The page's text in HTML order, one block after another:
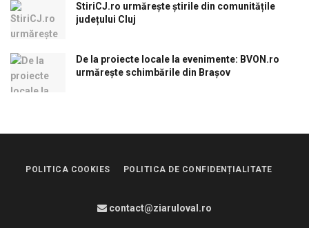
StiriCJ.ro urmărește știrile din comunitățile
județului Cluj
De la proiecte locale la evenimente: BVON.ro
urmărește schimbările din Brașov
POLITICA COOKIES POLITICA DE CONFIDENȚIALITATE
contact@ziaruloval.ro